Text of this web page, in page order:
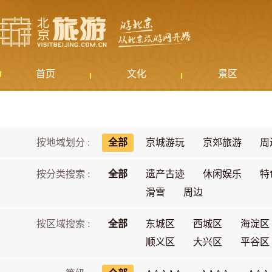
首页 文化 景区
按地域划分 : 全部 京城游玩 京郊旅游 周
按分类搜索 : 全部 遗产古迹 休闲娱乐
特
滑雪
周边
按区域搜索 : 全部 东城区 西城区
海淀区
顺义区
大兴区 平谷区